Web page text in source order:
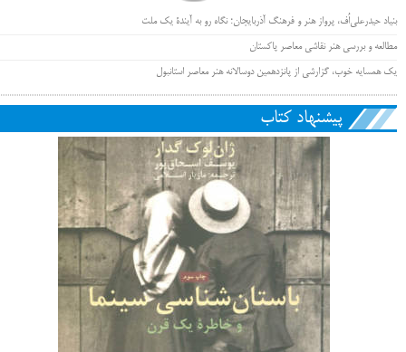
بنیاد حیدرعلی‌اُف، پرواز هنر و فرهنگ آذربایجان؛ نگاه رو به آیندۀ یک ملت
مطالعه و بررسی هنر نقاشی معاصر پاکستان
یک همسایه خوب، گزارشی از پانزدهمین دوسالانه هنر معاصر استانبول
پیشنهاد کتاب